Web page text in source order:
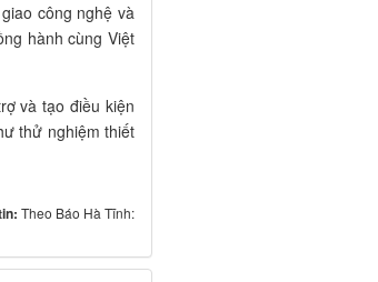
công nghệ và
hành cùng Việt
và tạo điều kiện
thử nghiệm thiết
Theo Báo Hà Tĩnh: